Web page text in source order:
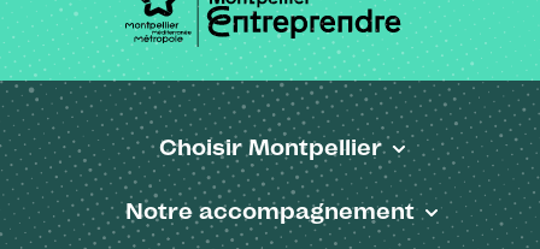
Pied de page
Choisir Montpellier
Notre accompagnement